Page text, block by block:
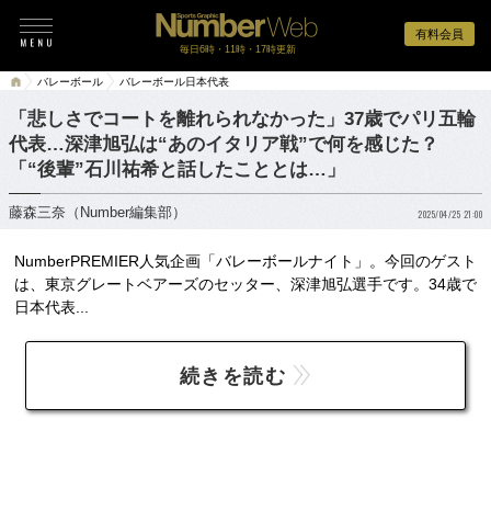
有料会員
毎日6時・11時・17時更新
バレーボール バレーボール日本代表
「悲しさでコートを離れられなかった」37歳でパリ五輪
代表…深津旭弘は“あのイタリア戦”で何を感じた？
「“後輩”石川祐希と話したこととは…」
藤森三奈（Number編集部） 2025/04/25 21:00
NumberPREMIER人気企画「バレーボールナイト」。今回のゲスト
は、東京グレートベアーズのセッター、深津旭弘選手です。34歳で
日本代表...
続きを読む